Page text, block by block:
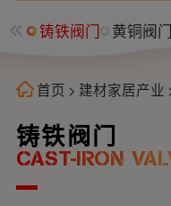
铸铁阀门 黄铜阀门
铸铁阀门
CAST-IRON
首页 > 建材家居产业